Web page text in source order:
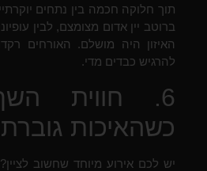
תוך חלוקה חכמה בין נתחים
ברוטב יין אדום מצומצם, לבין
האיזון היה מושלם. האורחים
להרגיש כבדים מדי.
6. חווית
כשהאיכות
יש לכם אירוע מיוחד שחשוב לציין?